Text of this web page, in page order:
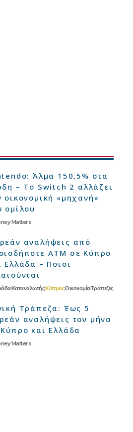
Άλμα 150,5% στα
– Το Switch 2 αλλάζει
οικονομική «μηχανή»
ομίλου
Matters
αναλήψεις από
ΑΤΜ σε Κύπρο
Ελλάδα – Ποιοι
ΚαταναλωτήςΚύπροςΟικονομίαΤράπεζες
Τράπεζα: Έως 5
αναλήψεις τον μήνα
και Ελλάδα
Matters